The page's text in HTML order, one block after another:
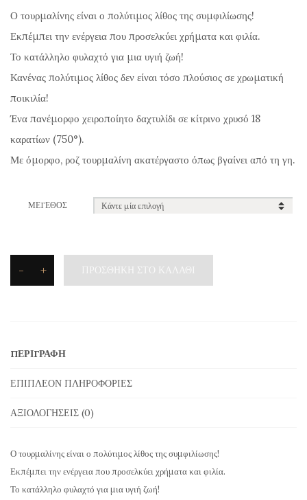
was:
1.130,00€.
τιμή
είναι:
1.040,00€.
Ο τουρμαλίνης είναι ο πολύτιμος λίθος της συμφιλίωσης!
Εκπέμπει την ενέργεια που προσελκύει χρήματα και φιλία.
Το κατάλληλο φυλαχτό για μια υγιή ζωή!
Κανένας πολύτιμος λίθος δεν είναι τόσο πλούσιος σε χρωματική
ποικιλία!
Ένα πανέμορφο χειροποίητο δαχτυλίδι σε κίτρινο χρυσό 18
καρατίων (750°).
Με όμορφο, ροζ τουρμαλίνη ακατέργαστο όπως βγαίνει από τη γη.
ΜΈΓΕΘΟΣ
-
σε
+ ΠΡΟΣΘΉΚΗ ΣΤΟ ΚΑΛΆΘΙ
ΠΕΡΙΓΡΑΦΉ
ΕΠΙΠΛΈΟΝ ΠΛΗΡΟΦΟΡΊΕΣ
ΑΞΙΟΛΟΓΉΣΕΙΣ (0)
Ο τουρμαλίνης είναι ο πολύτιμος λίθος της συμφιλίωσης!
Εκπέμπει την ενέργεια που προσελκύει χρήματα και φιλία.
Το κατάλληλο φυλαχτό για μια υγιή ζωή!